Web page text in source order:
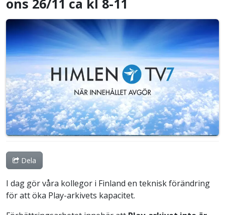
ons 26/11 ca kl 8-11
Dela
I dag gör våra kollegor i Finland en teknisk förändring
för att öka Play-arkivets kapacitet.